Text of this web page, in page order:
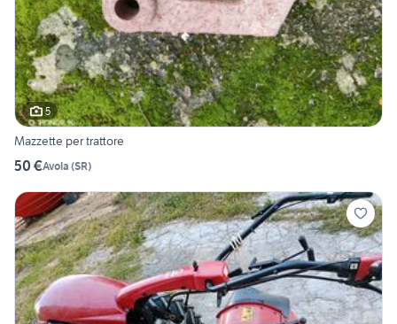
5
Mazzette per trattore
50 €Avola (SR)